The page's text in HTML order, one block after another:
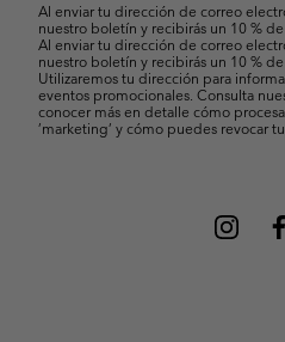
Al enviar tu dirección de correo
nuestro boletín y recibirás un 10 %
Al enviar tu dirección de correo
nuestro boletín y recibirás un 10 %
Utilizaremos tu dirección para
eventos promocionales. Consulta
conocer más en detalle cómo
’marketing’ y cómo puedes revocar